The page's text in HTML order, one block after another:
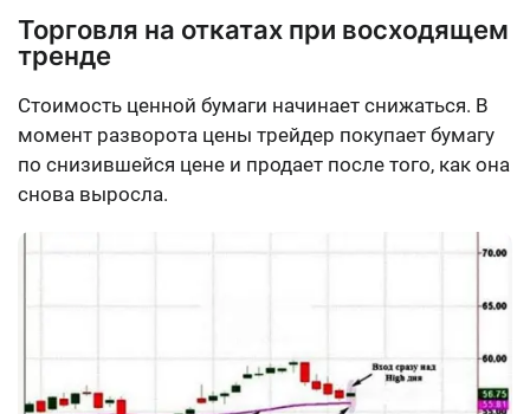
Торговля на откатах при восходящем
тренде
Стоимость ценной бумаги начинает снижаться. В
момент разворота цены трейдер покупает бумагу
по снизившейся цене и продает после того, как она
снова выросла.